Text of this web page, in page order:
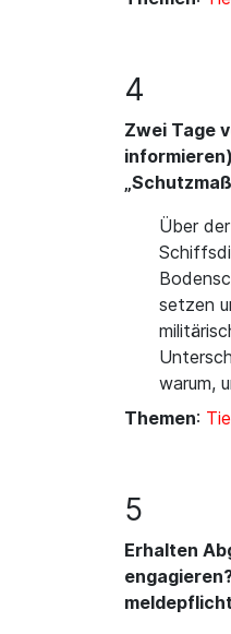
4
Zwei Tage
Über
setzen
warum,
Themen:
5
Erhalten